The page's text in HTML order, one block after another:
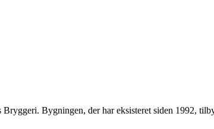
Bygningen, der har eksisteret siden 1992,